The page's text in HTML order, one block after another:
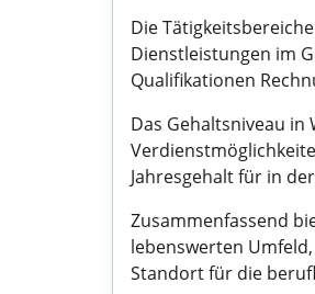
Die
Dienstleistungen im
Qualifikationen
Das Gehaltsniveau
Jahresgehalt für in
Zusammenfassend
lebenswerten
Standort für die